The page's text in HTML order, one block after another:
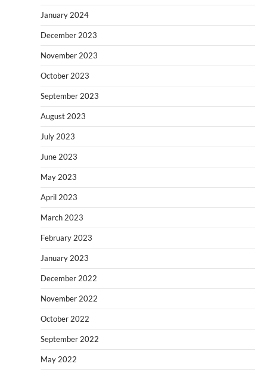
January 2024
December 2023
November 2023
October 2023
September 2023
August 2023
July 2023
June 2023
May 2023
April 2023
March 2023
February 2023
January 2023
December 2022
November 2022
October 2022
September 2022
May 2022